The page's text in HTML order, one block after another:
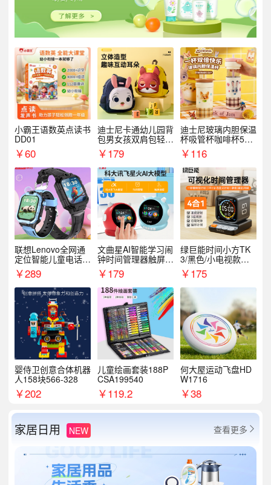
小霸王语数英点读书
DD01
￥60
迪士尼卡通幼儿园背
包男女孩双肩包轻便
可爱小背包B20107
￥179
迪士尼玻璃内胆保温
杯吸管杯咖啡杯530
MLH15135
￥116
联想Lenovo全网通
定位智能儿童电话手
表A1
￥289
文曲星AI智能学习闹
钟时间管理器触屏N
1pro
￥179
绿巨能时间小方TK
3/黑色/小电视款【T
K3】
￥175
婴侍卫创意合体机器
人158块566-328
￥202
儿童绘画套装188P
CSA199540
￥119.2
何大屋运动飞盘HD
W1716
￥38
家居日用 NEW 查看更多 